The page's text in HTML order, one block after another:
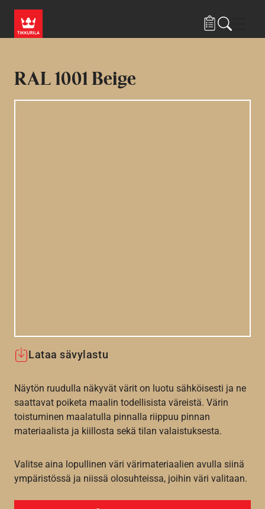
RAL 1001 Beige
Lataa sävylastu
Näytön ruudulla näkyvät värit on luotu sähköisesti ja ne
saattavat poiketa maalin todellisista väreistä. Värin
toistuminen maalatulla pinnalla riippuu pinnan
materiaalista ja kiillosta sekä tilan valaistuksesta.
Valitse aina lopullinen väri värimateriaalien avulla siinä
ympäristössä ja niissä olosuhteissa, joihin väri valitaan.